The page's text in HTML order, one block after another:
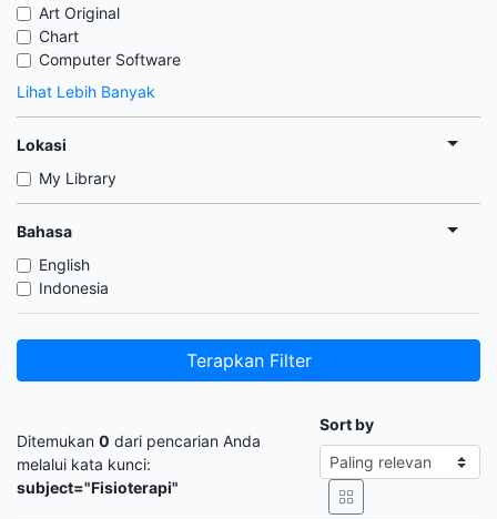
Art Original
Chart
Computer Software
Lihat Lebih Banyak
Lokasi
My Library
Bahasa
English
Indonesia
Terapkan Filter
Ditemukan 0 dari pencarian Anda
melalui kata kunci:
subject="Fisioterapi"
Sort by